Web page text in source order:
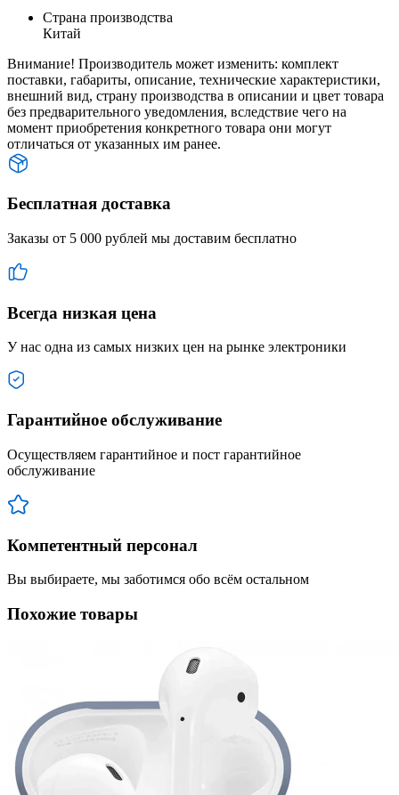
Страна производства
Китай
Внимание! Производитель может изменить: комплект
поставки, габариты, описание, технические характеристики,
внешний вид, страну производства в описании и цвет товара
без предварительного уведомления, вследствие чего на
момент приобретения конкретного товара они могут
отличаться от указанных им ранее.
Бесплатная доставка
Заказы от 5 000 рублей мы доставим бесплатно
Всегда низкая цена
У нас одна из самых низких цен на рынке электроники
Гарантийное обслуживание
Осуществляем гарантийное и пост гарантийное
обслуживание
Компетентный персонал
Вы выбираете, мы заботимся обо всём остальном
Похожие товары